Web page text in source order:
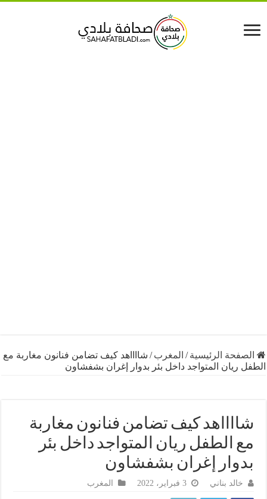
الرئيسية /المغرب/شااااهد كيف تضامن فنانون مغاربة مع
ريان المتواجد داخل بئر بدوار إغران بشفشاون
كيف تضامن فنانون مغاربة
الطفل ريان المتواجد داخل بئر
إغران بشفشاون
خالد بناني المغرب